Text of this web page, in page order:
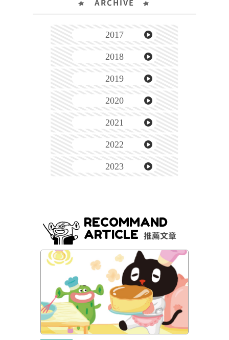
ARCHIVE
2017
2018
2019
2020
2021
2022
2023
RECOMMAND
ARTICLE 推薦文章